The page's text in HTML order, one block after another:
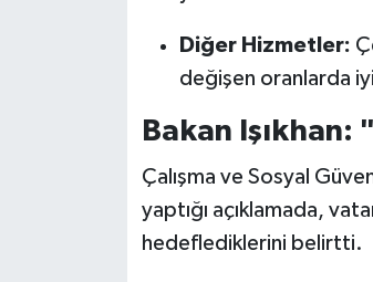
Diğer Hizmetler:
değişen oranlarda
Bakan
Çalışma ve Sosyal
yaptığı açıklamada,
hedeflediklerini belirtti.